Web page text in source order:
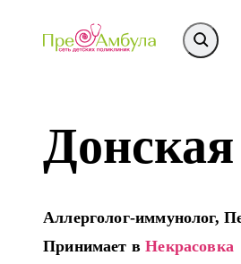
Аллерголог-иммунолог,
Принимает вНекрасовка